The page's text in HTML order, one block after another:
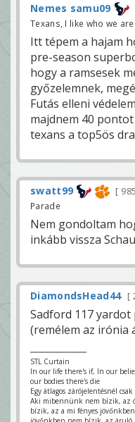
Nemes samu09
Texans, I like who we are
Itt tépem a hajam
pre-season
hogy a ramsesek
győzelemnek,
Futás elleni
majdnem 40
texans a top5ös
swatt99 985
Parade
Nem gondoltam
inkább vissza
DiamondsHead44
Sadford 117 yardot
(remélem az irónia
STL Curtain
In our life there's if, In our
our bodies there's die
Egy átlagos zárójelentésnél
Aki mibennünk nem bízik, az
bízik, az a mi fényes